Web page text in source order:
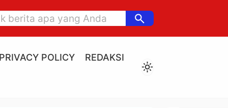
search
PRIVACY POLICY
REDAKSI
light_mode